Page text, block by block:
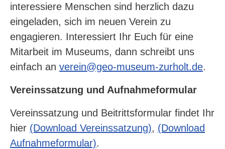
interessiere Menschen sind herzlich dazu
eingeladen, sich im neuen Verein zu
engagieren. Interessiert Ihr Euch für eine
Mitarbeit im Museums, dann schreibt uns
einfach an verein@geo-museum-zurholt.de.
Vereinssatzung und Aufnahmeformular
Vereinssatzung und Beitrittsformular findet Ihr
hier (Download Vereinssatzung), (Download
Aufnahmeformular).